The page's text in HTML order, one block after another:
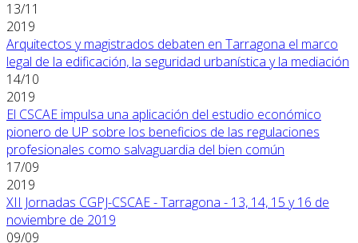
13/11
2019
Arquitectos y magistrados debaten en Tarragona el marco
legal de la edificación, la seguridad urbanística y la mediación
14/10
2019
El CSCAE impulsa una aplicación del estudio económico
pionero de UP sobre los beneficios de las regulaciones
profesionales como salvaguardia del bien común
17/09
2019
XII Jornadas CGPJ-CSCAE - Tarragona - 13, 14, 15 y 16 de
noviembre de 2019
09/09